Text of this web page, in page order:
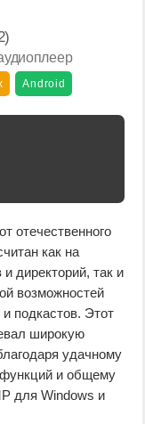
Android
отечественного
как на
директорий, так и
возможностей
подкастов. Этот
широкую
удачному
и общему
для Windows и